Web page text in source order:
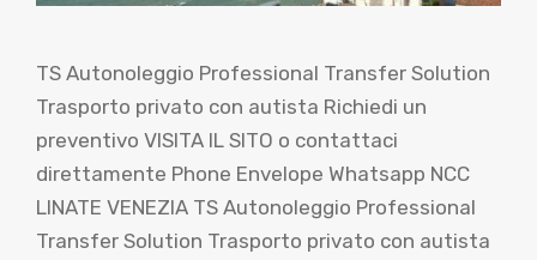
TS Autonoleggio Professional Transfer Solution
Trasporto privato con autista Richiedi un
preventivo VISITA IL SITO o contattaci
direttamente Phone Envelope Whatsapp NCC
LINATE VENEZIA TS Autonoleggio Professional
Transfer Solution Trasporto privato con autista